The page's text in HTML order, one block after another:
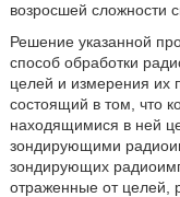
возросшей сложности
Решение указанной
способ обработки
целей и измерения их
состоящий в том, что
находящимися в ней
зондирующими
зондирующих
отраженные от целей,